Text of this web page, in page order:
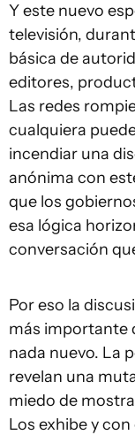
Y este nuevo
televisión,
básica de
editores,
Las redes
cualquiera
incendiar una
anónima con
que los
esa lógica
conversación
Por eso la
más importante
nada nuevo. La
revelan una
miedo de
Los exhibe y